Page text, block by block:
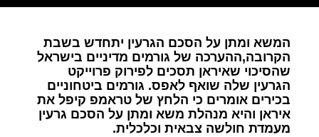
המשא ומתן על הסכם הגרעין יתחדש בשבת
הקרובה,ההערכה של גורמים מדיניים בישראל
שהסיכוי שאיראן תסכים לפירוק פרוייקט
הגרעין שלה שואף לאפס. גורמים ביטחוניים
בכירים אומרים כי הלחץ של טראמפ קיפל את
איראן והיא מנהלת משא ומתן על הסכם גרעין
מעמדת חולשה צבאית וכלכלית.